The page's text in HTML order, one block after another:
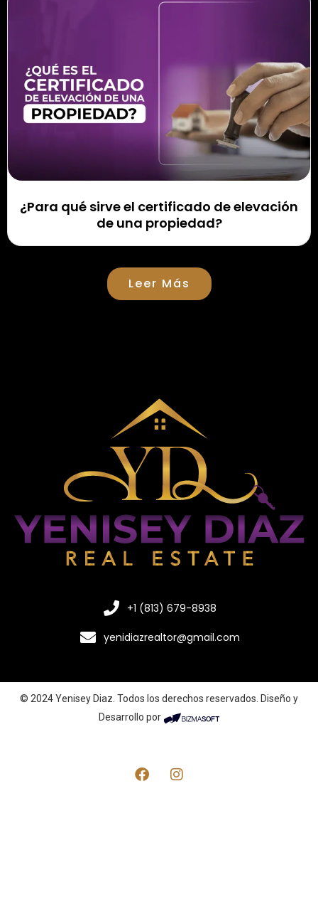
¿Para qué sirve el certificado de elevación
de una propiedad?
Leer Más
+1 (813) 679-8938
yenidiazrealtor@gmail.com
© 2024 Yenisey Diaz. Todos los derechos reservados. Diseño y
Desarrollo por